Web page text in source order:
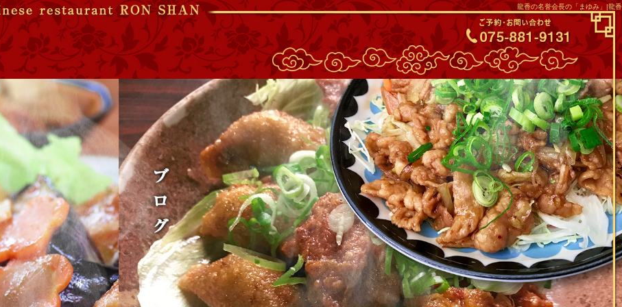
龍香の名誉会長の「まゆみ」|龍香